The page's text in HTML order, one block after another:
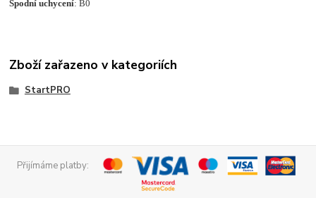
Spodní uchycení: B0
Zboží zařazeno v kategoriích
StartPRO
Přijímáme platby: